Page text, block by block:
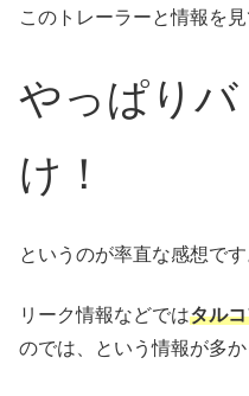
このトレーラーと情報を見
やっぱり
け！
というのが率直な感想です
リーク情報などではタル
のでは、という情報が多か